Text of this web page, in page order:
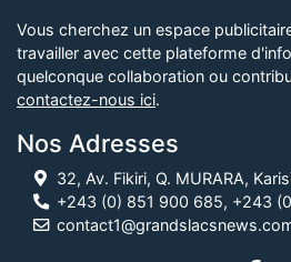
Vous cherchez un espace
travailler avec cette plateforme
quelconque collaboration ou
contactez-nous ici.
Nos Adresses
32, Av. Fikiri, Q. MURARA,
+243 (0) 851 900 685, +243